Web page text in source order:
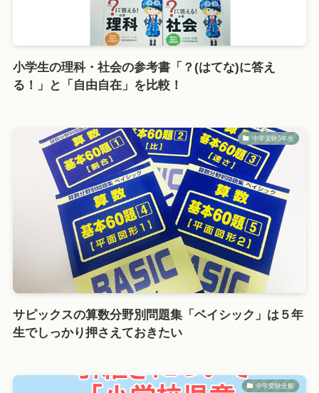
小学生の理科・社会の参考書「？(はてな)に答え
る！」と「自由自在」を比較！
中学受験5年生
サピックスの算数分野別問題集「ベイシック」は５年
生でしっかり押さえておきたい
中学受験全般